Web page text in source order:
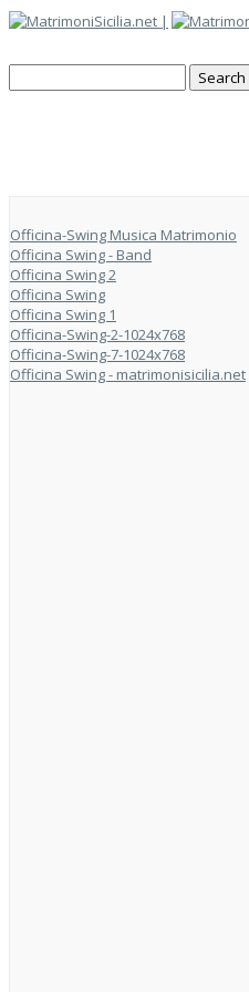
Officina-Swing Musica Matrimonio
Officina Swing - Band
Officina Swing 2
Officina Swing
Officina Swing 1
Officina-Swing-2-1024x768
Officina-Swing-7-1024x768
Officina Swing - matrimonisicilia.net